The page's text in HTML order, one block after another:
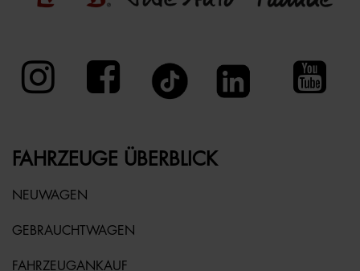
FAHRZEUGE ÜBERBLICK
NEUWAGEN
GEBRAUCHTWAGEN
FAHRZEUGANKAUF